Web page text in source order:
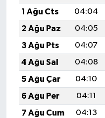
1 Ağu Cts
04:04
2 Ağu Paz
04:05
3 Ağu Pts
04:07
4 Ağu Sal
04:08
5 Ağu Çar
04:10
6 Ağu Per
04:11
7 Ağu Cum
04:13